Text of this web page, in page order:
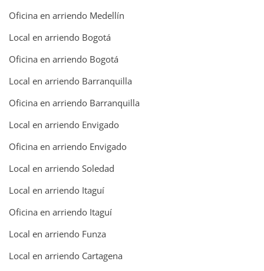
Oficina en arriendo Medellín
Local en arriendo Bogotá
Oficina en arriendo Bogotá
Local en arriendo Barranquilla
Oficina en arriendo Barranquilla
Local en arriendo Envigado
Oficina en arriendo Envigado
Local en arriendo Soledad
Local en arriendo Itaguí
Oficina en arriendo Itaguí
Local en arriendo Funza
Local en arriendo Cartagena